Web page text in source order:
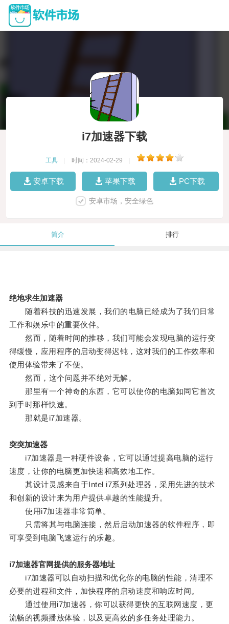
i7加速器下载
工具 时间：2024-02-29
安卓下载 苹果下载 PC下载
安卓市场，安全绿色
简介 排行
绝地求生加速器
随着科技的迅速发展，我们的电脑已经成为了我们日常
工作和娱乐中的重要伙伴。
然而，随着时间的推移，我们可能会发现电脑的运行变
得缓慢，应用程序的启动变得迟钝，这对我们的工作效率和
使用体验带来了不便。
然而，这个问题并不绝对无解。
那里有一个神奇的东西，它可以使你的电脑如同它首次
到手时那样快速。
那就是i7加速器。
突突加速器
i7加速器是一种硬件设备，它可以通过提高电脑的运行
速度，让你的电脑更加快速和高效地工作。
其设计灵感来自于Intel i7系列处理器，采用先进的技术
和创新的设计来为用户提供卓越的性能提升。
使用i7加速器非常简单。
只需将其与电脑连接，然后启动加速器的软件程序，即
可享受到电脑飞速运行的乐趣。
i7加速器官网提供的服务器地址
i7加速器可以自动扫描和优化你的电脑的性能，清理不
必要的进程和文件，加快程序的启动速度和响应时间。
通过使用i7加速器，你可以获得更快的互联网速度，更
流畅的视频播放体验，以及更高效的多任务处理能力。